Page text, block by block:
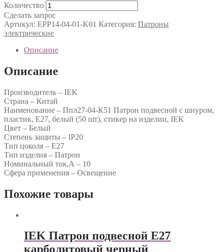
Количество
Сделать запрос
Артикул: EPP14-04-01-K01 Категория: Патроны
электрические
Описание
Описание
Производитель – IEK
Страна – Китай
Наименование – Ппл27-04-К51 Патрон подвесной с шнуром,
пластик, Е27, белый (50 шт), стикер на изделии, IEK
Цвет – Белый
Степень защиты – IP20
Тип цоколя – E27
Тип изделия – Патрон
Номинальный ток,А – 10
Сфера применения – Освещение
Похожие товары
IEK Патрон подвесной Е27
карболитовый черный